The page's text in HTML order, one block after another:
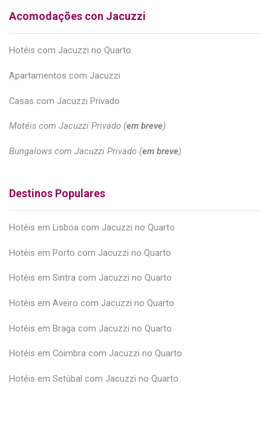
Acomodações con Jacuzzi
Hotéis com Jacuzzi no Quarto
Apartamentos com Jacuzzi
Casas com Jacuzzi Privado
Motéis com Jacuzzi Privado (em breve)
Bungalows com Jacuzzi Privado (em breve)
Destinos Populares
Hotéis em Lisboa com Jacuzzi no Quarto
Hotéis em Porto com Jacuzzi no Quarto
Hotéis em Sintra com Jacuzzi no Quarto
Hotéis em Aveiro com Jacuzzi no Quarto
Hotéis em Braga com Jacuzzi no Quarto
Hotéis em Coimbra com Jacuzzi no Quarto
Hotéis em Setúbal com Jacuzzi no Quarto